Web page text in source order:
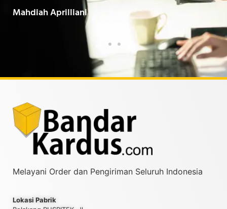
Baarokallahu Fiikum.."
Taufiqurrahman MZ
Melayani Order dan Pengiriman Seluruh Indonesia
Lokasi Pabrik